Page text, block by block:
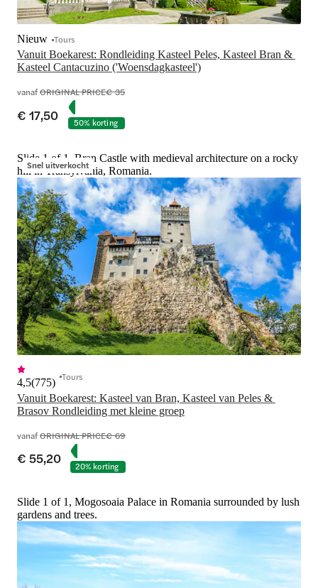
Vanuit Boekarest: Rondleiding Kasteel Peles, Kasteel Bran &
Nieuw Tours
vanafORIGINAL PRICE€ 35
€ 17,50 50% korting
Snel uitverkocht
Slide 1 of 1, Bran Castle with medieval architecture on a rocky
hill in Transylvania, Romania.
Vanuit Boekarest: Kasteel van Bran, Kasteel van Peles &
4,5(775) Tours
vanafORIGINAL PRICE€ 69
€ 55,20 20% korting
Slide 1 of 1, Mogosoaia Palace in Romania surrounded by lush
gardens and trees.